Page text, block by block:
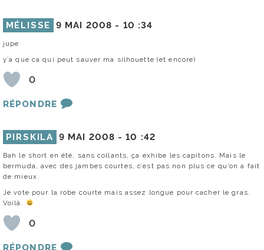
MÉLISSE 9 MAI 2008 - 10 :34
jupe
y’a que ca qui peut sauver ma silhouette (et encore)
0
RÉPONDRE
PIRSKILA 9 MAI 2008 -10 :42
Bah le short en été, sans collants, ça exhibe les capitons. Mais le
bermuda, avec des jambes courtes, c’est pas non plus ce qu’on a fait
de mieux.
Je vote pour la robe courte mais assez longue pour cacher le gras.
Voilà.
0
RÉPONDRE